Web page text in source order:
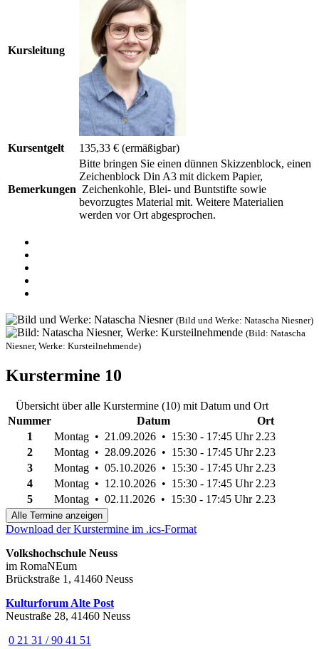
Kursleitung
Kursentgelt 135,33 € (ermäßigbar)
Bemerkungen
Bitte bringen Sie einen dünnen Skizzenblock, einen
Zeichenblock Din A3 mit dickem Papier,
Zeichenkohle, Blei- und Buntstifte sowie
bevorzugtes Material mit. Weitere Materialien
werden vor Ort abgesprochen.
(Bild und Werke: Natascha Niesner)
(Bild: Natascha
Niesner, Werke: Kursteilnehmende)
Kurstermine 10
Übersicht über alle Kurstermine (10) mit Datum und Ort
Nummer
Datum
Ort
1
Montag • 21.09.2026 • 15:30 - 17:45 Uhr 2.23
2
Montag • 28.09.2026 • 15:30 - 17:45 Uhr 2.23
3
Montag • 05.10.2026 • 15:30 - 17:45 Uhr 2.23
4
Montag • 12.10.2026 • 15:30 - 17:45 Uhr 2.23
5
Montag • 02.11.2026 • 15:30 - 17:45 Uhr 2.23
Alle Termine anzeigen
Download der Kurstermine im .ics-Format
Volkshochschule Neuss
im RomaNEum
Brückstraße 1, 41460 Neuss
Kulturforum Alte Post
Neustraße 28, 41460 Neuss
0 21 31 / 90 41 51